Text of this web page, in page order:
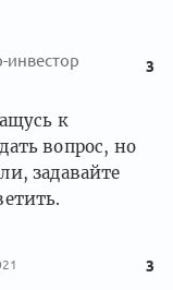
инвестор 3
к
вопрос, но
задавайте
3